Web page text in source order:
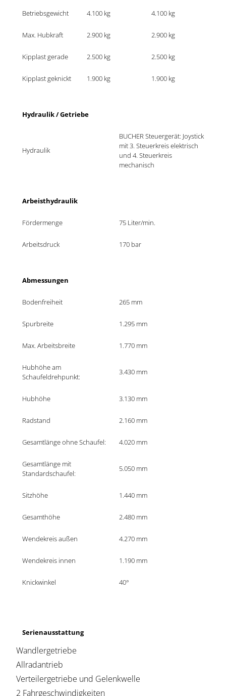
Betriebsgewicht
Max. Hubkraft
Kipplast gerade
Kipplast geknickt
Hydraulik / Getriebe
Hydraulik
BUCHER Steuergerät: Joystick
mit 3. Steuerkreis elektrisch
und 4. Steuerkreis
mechanisch
Arbeisthydraulik
Fördermenge 75 Liter/min.
Arbeitsdruck 170 bar
Abmessungen
Bodenfreiheit 265 mm
Spurbreite 1.295 mm
Max. Arbeitsbreite 1.770 mm
Hubhöhe am
Schaufeldrehpunkt:
3.430 mm
Hubhöhe 3.130 mm
Radstand 2.160 mm
4.020 mm
Gesamtlänge mit
5.050 mm
Sitzhöhe 1.440 mm
Gesamthöhe 2.480 mm
Wendekreis außen 4.270 mm
Wendekreis innen 1.190 mm
Knickwinkel 40°
Serienausstattung
Wandlergetriebe
Allradantrieb
Verteilergetriebe und Gelenkwelle
2 Fahrgeschwindigkeiten